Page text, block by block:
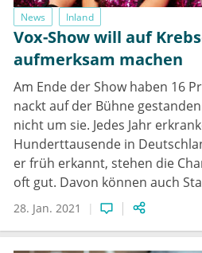
News Inland
Vox-Show will auf
aufmerksam machen
Am Ende der Show haben 16
nackt auf der Bühne
nicht um sie. Jedes Jahr
Hunderttausende in
er früh erkannt, stehen die
oft gut. Davon können auch
28. Jan. 2021